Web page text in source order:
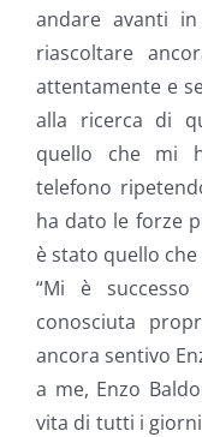
andare avanti
riascoltare
attentamente e
alla ricerca di
quello che mi
telefono
ha dato le forze
è stato quello
“Mi è successo
conosciuta
ancora sentivo
a me, Enzo
vita di tutti i